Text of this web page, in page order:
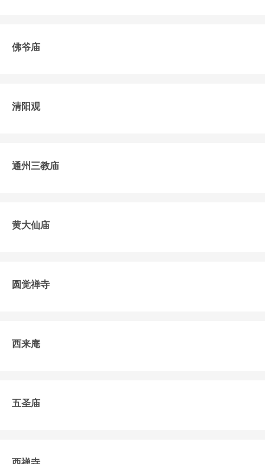
佛爷庙
清阳观
通州三教庙
黄大仙庙
圆觉禅寺
西来庵
五圣庙